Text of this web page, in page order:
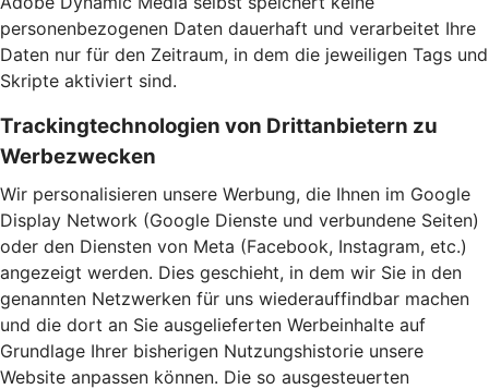
personenbezogenen Daten dauerhaft und verarbeitet Ihre
Daten nur für den Zeitraum, in dem die jeweiligen Tags und
Skripte aktiviert sind.
Trackingtechnologien von Drittanbietern zu
Werbezwecken
Wir personalisieren unsere Werbung, die Ihnen im Google
Display Network (Google Dienste und verbundene Seiten)
oder den Diensten von Meta (Facebook, Instagram, etc.)
angezeigt werden. Dies geschieht, in dem wir Sie in den
genannten Netzwerken für uns wiederauffindbar machen
und die dort an Sie ausgelieferten Werbeinhalte auf
Grundlage Ihrer bisherigen Nutzungshistorie unsere
Website anpassen können. Die so ausgesteuerten